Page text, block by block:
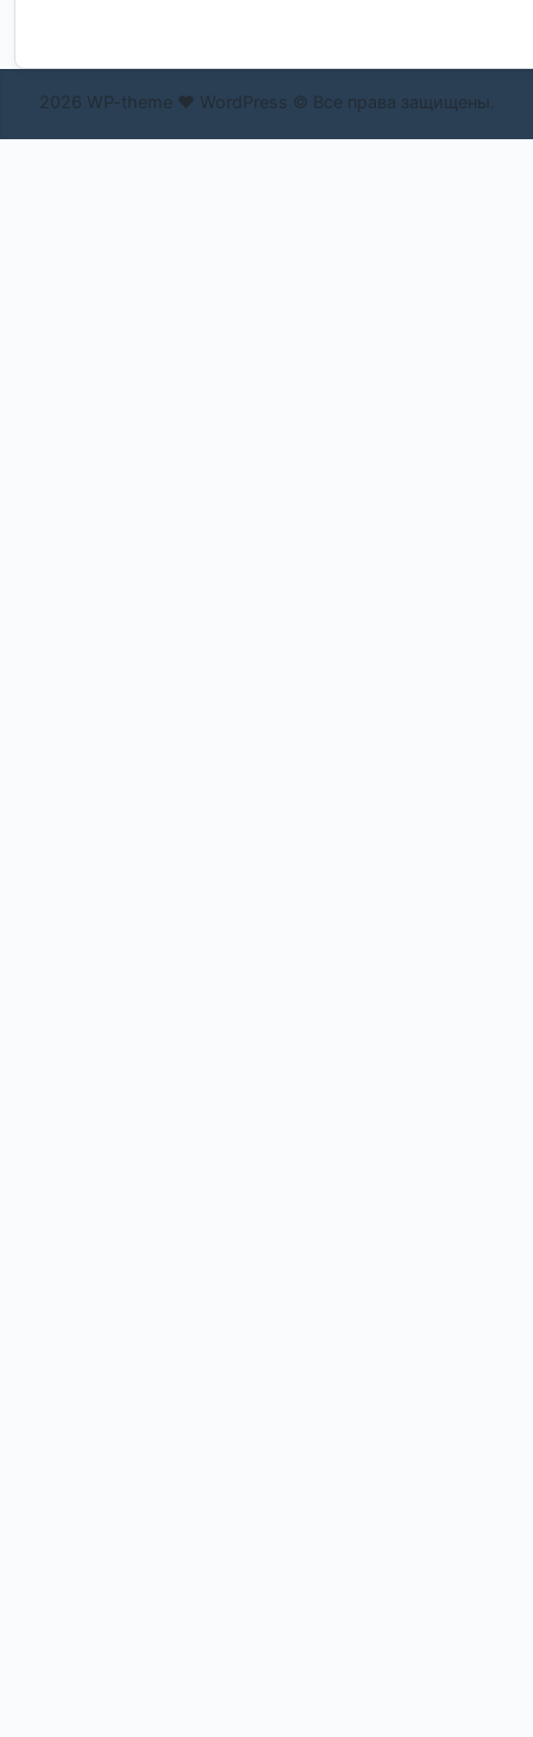
2026 WP-theme ❤ WordPress © Все права защищены.